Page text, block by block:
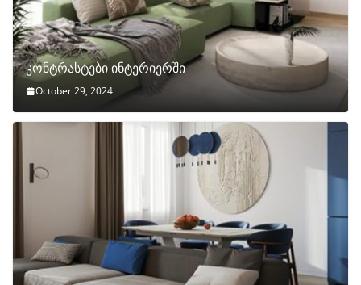
კონტრასტები ინტერიერში
October 29, 2024